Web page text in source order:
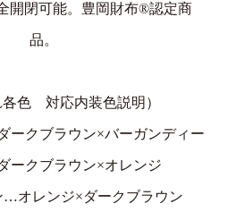
開閉可能。豊岡財布®︎認定商
品。
各色 対応内装色説明）
ークブラウン×バーガンディー
ークブラウン×オレンジ
…オレンジ×ダークブラウン